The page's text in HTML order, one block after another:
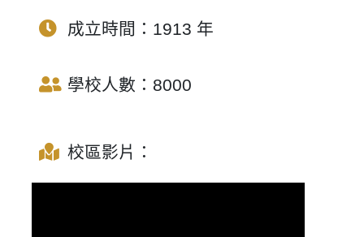
成立時間：1913 年
學校人數：8000
校區影片：